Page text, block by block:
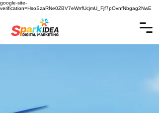
google-site-
verification=HsoSzaRNe0ZBV7eWrrfUcjmU_Fjf7pOvnfNbgag2NwE